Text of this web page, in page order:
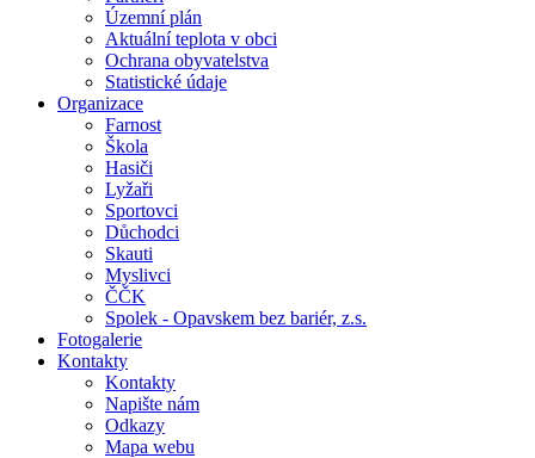
Územní plán
Aktuální teplota v obci
Ochrana obyvatelstva
Statistické údaje
Organizace
Farnost
Škola
Hasiči
Lyžaři
Sportovci
Důchodci
Skauti
Myslivci
ČČK
Spolek - Opavskem bez bariér, z.s.
Fotogalerie
Kontakty
Kontakty
Napište nám
Odkazy
Mapa webu